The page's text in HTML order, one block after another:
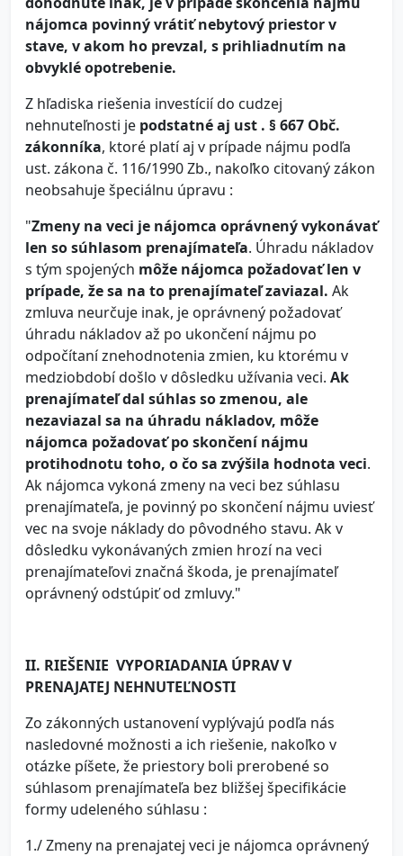
nájomca povinný vrátiť nebytový priestor v
stave, v akom ho prevzal, s prihliadnutím na
obvyklé opotrebenie.
Z hľadiska riešenia investícií do cudzej
nehnuteľnosti je podstatné aj ust . § 667 Obč.
zákonníka, ktoré platí aj v prípade nájmu podľa
ust. zákona č. 116/1990 Zb., nakoľko citovaný zákon
neobsahuje špeciálnu úpravu :
"Zmeny na veci je nájomca oprávnený vykonávať
len so súhlasom prenajímateľa. Úhradu nákladov
s tým spojených môže nájomca požadovať len v
prípade, že sa na to prenajímateľ zaviazal. Ak
zmluva neurčuje inak, je oprávnený požadovať
úhradu nákladov až po ukončení nájmu po
odpočítaní znehodnotenia zmien, ku ktorému v
medziobdobí došlo v dôsledku užívania veci. Ak
prenajímateľ dal súhlas so zmenou, ale
nezaviazal sa na úhradu nákladov, môže
nájomca požadovať po skončení nájmu
protihodnotu toho, o čo sa zvýšila hodnota veci.
Ak nájomca vykoná zmeny na veci bez súhlasu
prenajímateľa, je povinný po skončení nájmu uviesť
vec na svoje náklady do pôvodného stavu. Ak v
dôsledku vykonávaných zmien hrozí na veci
prenajímateľovi značná škoda, je prenajímateľ
oprávnený odstúpiť od zmluvy."
II. RIEŠENIE VYPORIADANIA ÚPRAV V
PRENAJATEJ NEHNUTEĽNOSTI
Zo zákonných ustanovení vyplývajú podľa nás
nasledovné možnosti a ich riešenie, nakoľko v
otázke píšete, že priestory boli prerobené so
súhlasom prenajímateľa bez bližšej špecifikácie
formy udeleného súhlasu :
1./ Zmeny na prenajatej veci je nájomca oprávnený